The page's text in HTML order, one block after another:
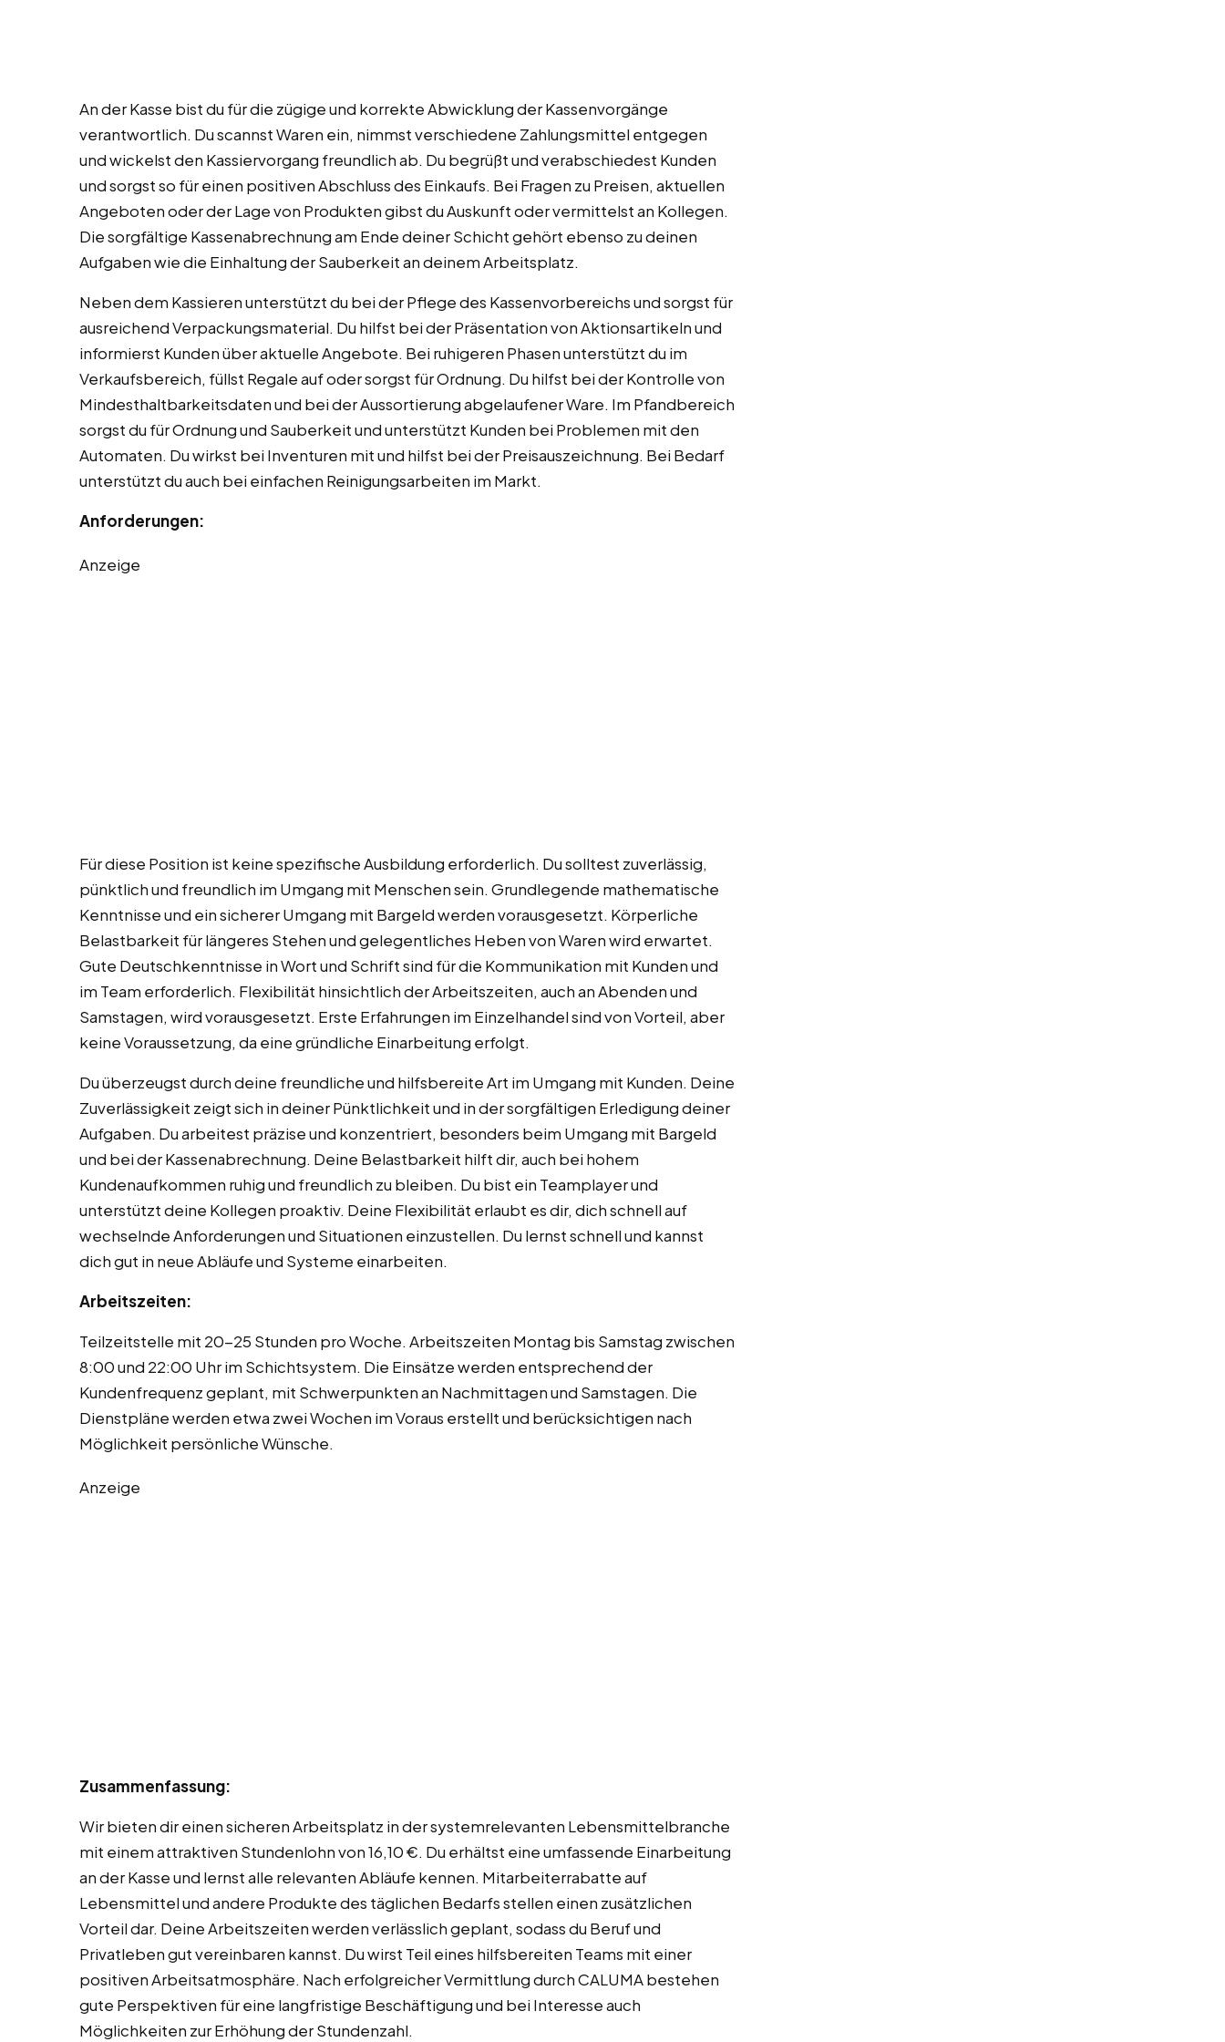
An der Kasse bist du für die zügige und korrekte Abwicklung der Kassenvorgänge
verantwortlich. Du scannst Waren ein, nimmst verschiedene Zahlungsmittel entgegen
und wickelst den Kassiervorgang freundlich ab. Du begrüßt und verabschiedest Kunden
und sorgst so für einen positiven Abschluss des Einkaufs. Bei Fragen zu Preisen, aktuellen
Angeboten oder der Lage von Produkten gibst du Auskunft oder vermittelst an Kollegen.
Die sorgfältige Kassenabrechnung am Ende deiner Schicht gehört ebenso zu deinen
Aufgaben wie die Einhaltung der Sauberkeit an deinem Arbeitsplatz.
Neben dem Kassieren unterstützt du bei der Pflege des Kassenvorbereichs und sorgst für
ausreichend Verpackungsmaterial. Du hilfst bei der Präsentation von Aktionsartikeln und
informierst Kunden über aktuelle Angebote. Bei ruhigeren Phasen unterstützt du im
Verkaufsbereich, füllst Regale auf oder sorgst für Ordnung. Du hilfst bei der Kontrolle von
Mindesthaltbarkeitsdaten und bei der Aussortierung abgelaufener Ware. Im Pfandbereich
sorgst du für Ordnung und Sauberkeit und unterstützt Kunden bei Problemen mit den
Automaten. Du wirkst bei Inventuren mit und hilfst bei der Preisauszeichnung. Bei Bedarf
unterstützt du auch bei einfachen Reinigungsarbeiten im Markt.
Anforderungen:
Anzeige
Für diese Position ist keine spezifische Ausbildung erforderlich. Du solltest zuverlässig,
pünktlich und freundlich im Umgang mit Menschen sein. Grundlegende mathematische
Kenntnisse und ein sicherer Umgang mit Bargeld werden vorausgesetzt. Körperliche
Belastbarkeit für längeres Stehen und gelegentliches Heben von Waren wird erwartet.
Gute Deutschkenntnisse in Wort und Schrift sind für die Kommunikation mit Kunden und
im Team erforderlich. Flexibilität hinsichtlich der Arbeitszeiten, auch an Abenden und
Samstagen, wird vorausgesetzt. Erste Erfahrungen im Einzelhandel sind von Vorteil, aber
keine Voraussetzung, da eine gründliche Einarbeitung erfolgt.
Du überzeugst durch deine freundliche und hilfsbereite Art im Umgang mit Kunden. Deine
Zuverlässigkeit zeigt sich in deiner Pünktlichkeit und in der sorgfältigen Erledigung deiner
Aufgaben. Du arbeitest präzise und konzentriert, besonders beim Umgang mit Bargeld
und bei der Kassenabrechnung. Deine Belastbarkeit hilft dir, auch bei hohem
Kundenaufkommen ruhig und freundlich zu bleiben. Du bist ein Teamplayer und
unterstützt deine Kollegen proaktiv. Deine Flexibilität erlaubt es dir, dich schnell auf
wechselnde Anforderungen und Situationen einzustellen. Du lernst schnell und kannst
dich gut in neue Abläufe und Systeme einarbeiten.
Arbeitszeiten:
Teilzeitstelle mit 20-25 Stunden pro Woche. Arbeitszeiten Montag bis Samstag zwischen
8:00 und 22:00 Uhr im Schichtsystem. Die Einsätze werden entsprechend der
Kundenfrequenz geplant, mit Schwerpunkten an Nachmittagen und Samstagen. Die
Dienstpläne werden etwa zwei Wochen im Voraus erstellt und berücksichtigen nach
Möglichkeit persönliche Wünsche.
Anzeige
Zusammenfassung:
Wir bieten dir einen sicheren Arbeitsplatz in der systemrelevanten Lebensmittelbranche
mit einem attraktiven Stundenlohn von 16,10 €. Du erhältst eine umfassende Einarbeitung
an der Kasse und lernst alle relevanten Abläufe kennen. Mitarbeiterrabatte auf
Lebensmittel und andere Produkte des täglichen Bedarfs stellen einen zusätzlichen
Vorteil dar. Deine Arbeitszeiten werden verlässlich geplant, sodass du Beruf und
Privatleben gut vereinbaren kannst. Du wirst Teil eines hilfsbereiten Teams mit einer
positiven Arbeitsatmosphäre. Nach erfolgreicher Vermittlung durch CALUMA bestehen
gute Perspektiven für eine langfristige Beschäftigung und bei Interesse auch
Möglichkeiten zur Erhöhung der Stundenzahl.